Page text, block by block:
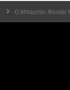
Ο Μπαμπάς Φυσάει